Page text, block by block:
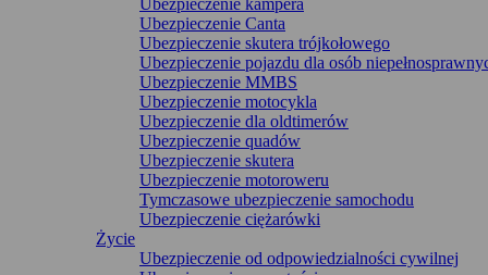
Ubezpieczenie kampera
Ubezpieczenie Canta
Ubezpieczenie skutera trójkołowego
Ubezpieczenie pojazdu dla osób
Ubezpieczenie MMBS
Ubezpieczenie motocykla
Ubezpieczenie dla oldtimerów
Ubezpieczenie quadów
Ubezpieczenie skutera
Ubezpieczenie motoroweru
Tymczasowe ubezpieczenie samochodu
Ubezpieczenie ciężarówki
Życie
Ubezpieczenie od odpowiedzialności cywilnej